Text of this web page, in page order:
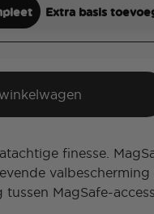
Extra basis
finesse.
valbescherming
MagSafe-